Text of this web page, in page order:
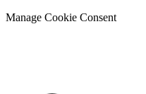
Manage Cookie Consent